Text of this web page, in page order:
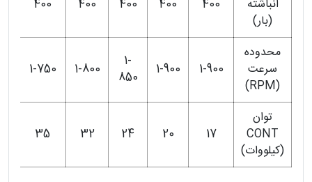
انباشته
(بار)
400
400
400
400
400
محدوده
سرعت
(RPM)
1-900
1-900
1-
850
1-800
1-750
توان
CONT
(کیلووات)
17
20
24
32
35